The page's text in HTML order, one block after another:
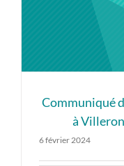
Communiqué
à Villeron
6 février 2024